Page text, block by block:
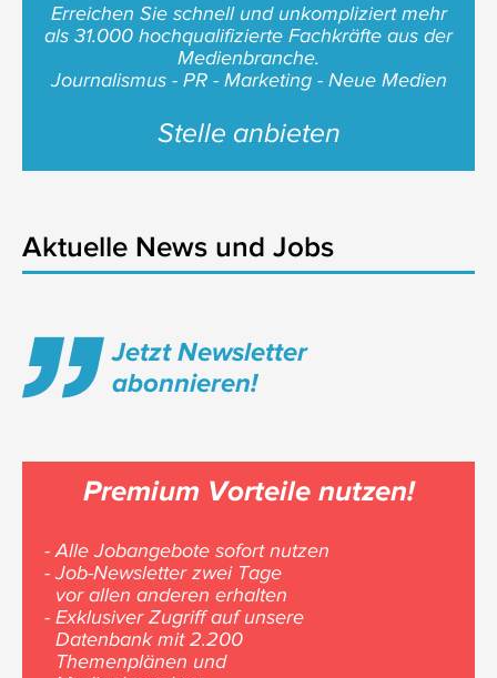
Erreichen Sie schnell und unkompliziert mehr
als 31.000 hochqualifizierte Fachkräfte aus der
Medienbranche.
Journalismus - PR - Marketing - Neue Medien
Stelle anbieten
Aktuelle News und Jobs
Jetzt Newsletter
abonnieren!
Premium Vorteile nutzen!
- Alle Jobangebote sofort nutzen
- Job-Newsletter zwei Tage
vor allen anderen erhalten
- Exklusiver Zugriff auf unsere
Datenbank mit 2.200
Themenplänen und